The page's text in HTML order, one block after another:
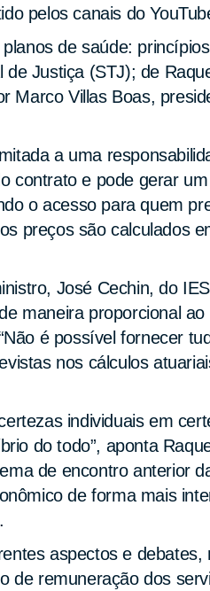
pelos canais do
de saúde:
Justiça (STJ); de
Marco Villas Boas,
a uma
contrato e pode gerar
o acesso para quem
preços são calculados
José Cechin, do
maneira proporcional
é possível fornecer
nos cálculos
individuais em
do todo”, aponta
de encontro anterior
de forma mais
aspectos e
de remuneração dos